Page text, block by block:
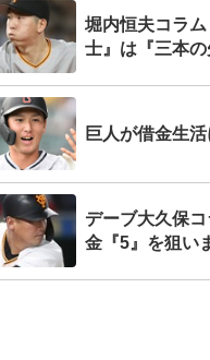
堀内恒夫コラ
士』は『三本
巨人が借金生
デーブ大久保
金『5』を狙い